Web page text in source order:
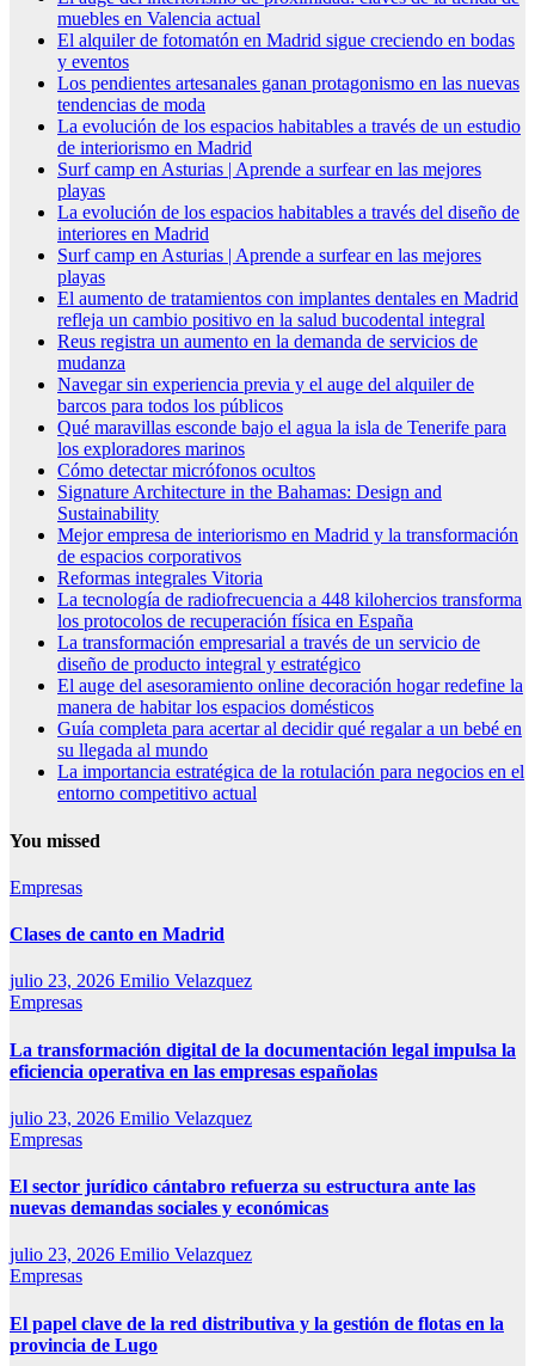
muebles en Valencia actual
El alquiler de fotomatón en Madrid sigue creciendo en bodas
y eventos
Los pendientes artesanales ganan protagonismo en las nuevas
tendencias de moda
La evolución de los espacios habitables a través de un estudio
de interiorismo en Madrid
Surf camp en Asturias | Aprende a surfear en las mejores
playas
La evolución de los espacios habitables a través del diseño de
interiores en Madrid
Surf camp en Asturias | Aprende a surfear en las mejores
playas
El aumento de tratamientos con implantes dentales en Madrid
refleja un cambio positivo en la salud bucodental integral
Reus registra un aumento en la demanda de servicios de
mudanza
Navegar sin experiencia previa y el auge del alquiler de
barcos para todos los públicos
Qué maravillas esconde bajo el agua la isla de Tenerife para
los exploradores marinos
Cómo detectar micrófonos ocultos
Signature Architecture in the Bahamas: Design and
Sustainability
Mejor empresa de interiorismo en Madrid y la transformación
de espacios corporativos
Reformas integrales Vitoria
La tecnología de radiofrecuencia a 448 kilohercios transforma
los protocolos de recuperación física en España
La transformación empresarial a través de un servicio de
diseño de producto integral y estratégico
El auge del asesoramiento online decoración hogar redefine la
manera de habitar los espacios domésticos
Guía completa para acertar al decidir qué regalar a un bebé en
su llegada al mundo
La importancia estratégica de la rotulación para negocios en el
entorno competitivo actual
You missed
Empresas
Clases de canto en Madrid
julio 23, 2026 Emilio Velazquez
Empresas
La transformación digital de la documentación legal impulsa la
eficiencia operativa en las empresas españolas
julio 23, 2026 Emilio Velazquez
Empresas
El sector jurídico cántabro refuerza su estructura ante las
nuevas demandas sociales y económicas
julio 23, 2026 Emilio Velazquez
Empresas
El papel clave de la red distributiva y la gestión de flotas en la
provincia de Lugo